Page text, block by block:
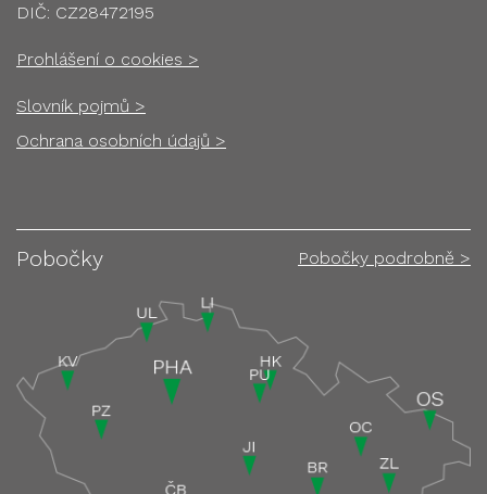
DIČ: CZ28472195
Prohlášení o cookies >
Slovník pojmů >
Ochrana osobních údajů >
Pobočky Pobočky podrobně >